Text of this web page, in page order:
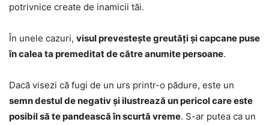
potrivnice create de inamicii tăi.
În unele cazuri, visul prevestește greutăți și capcane puse
în calea ta premeditat de către anumite persoane.
Dacă visezi că fugi de un urs printr-o pădure, este un
semn destul de negativ și ilustrează un pericol care este
posibil să te pandească în scurtă vreme. S-ar putea ca un